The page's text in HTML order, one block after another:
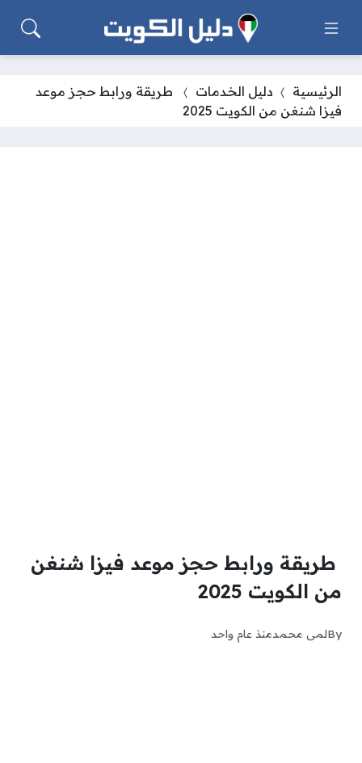
الرئيسية دليل الخدمات
طريقة ورابط حجز موعد
فيزا شنغن من الكويت 2025
طريقة ورابط حجز موعد فيزا شنغن
من الكويت 2025
Byلمى محمدمنذ عام واحد